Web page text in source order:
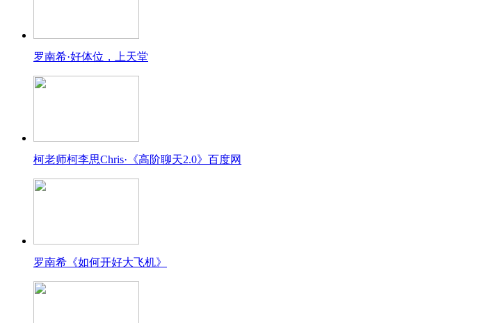
罗南希·好体位，上天堂
柯老师柯李思Chris·《高阶聊天2.0》百度网
罗南希《如何开好大飞机》